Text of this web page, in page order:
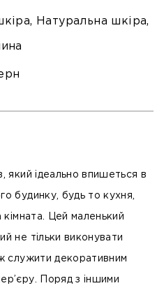
Натуральна шкіра,
який ідеально впишеться в
будинку, будь то кухня,
кімната. Цей маленький
не тільки виконувати
служити декоративним
Поряд з іншими